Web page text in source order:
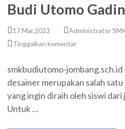
Budi Utomo
17 Mar,2023
Administrator
Tinggalkan komentar
smkbudiutomo-
desainer merupakan salah
yang ingin diraih oleh siswi dari
Untuk …